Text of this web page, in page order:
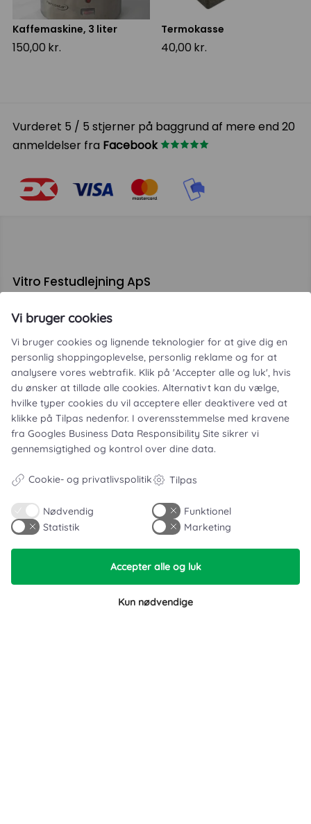
Kaffemaskine, 3 liter
150,00 kr.
Termokasse
40,00 kr.
Vurderet 5 / 5 stjerner på baggrund af mere end 20
anmeldelser fra Facebook
Vitro Festudlejning ApS
4300 Holbæk
CVR. 46093364
Typiske spørgsmål
Manualer
Samarbejdspartnere
Vi bruger cookies
Vi bruger cookies og lignende teknologier for at give dig en
personlig shoppingoplevelse, personlig reklame og for at
analysere vores webtrafik. Klik på 'Accepter alle og luk', hvis
du ønsker at tillade alle cookies. Alternativt kan du vælge,
hvilke typer cookies du vil acceptere eller deaktivere ved at
klikke på Tilpas nedenfor. I overensstemmelse med kravene
fra Googles Business Data Responsibility Site sikrer vi
gennemsigtighed og kontrol over dine data.
Cookie- og privatlivspolitik Tilpas
Nødvendig
Funktionel
Statistik
Marketing
Kun nødvendige
Accepter alle og luk